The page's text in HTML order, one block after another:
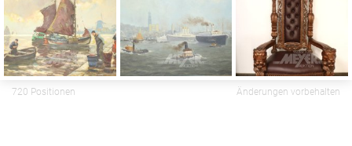
720 Positionen Änderungen vorbehalten